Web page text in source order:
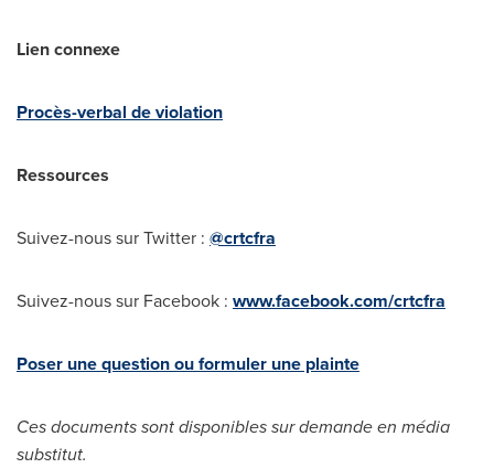
Lien connexe
Procès-verbal de violation
Ressources
Suivez-nous sur Twitter : @crtcfra
Suivez-nous sur Facebook : www.facebook.com/crtcfra
Poser une question ou formuler une plainte
Ces documents sont disponibles sur demande en média
substitut.